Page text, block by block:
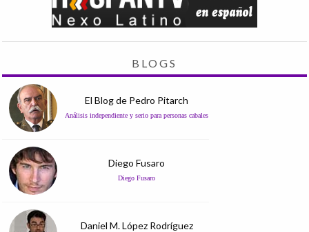
BLOGS
El Blog de Pedro Pitarch
Análisis independiente y serio para personas cabales
Diego Fusaro
Diego Fusaro
Daniel M. López Rodríguez